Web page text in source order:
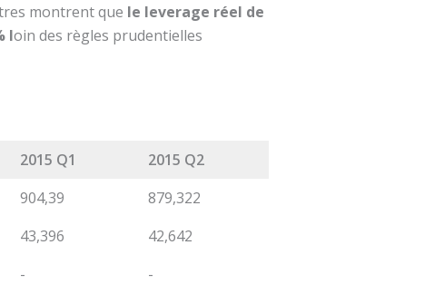
montrent que le leverage réel de
loin des règles prudentielles
2015 Q1
2015 Q2
904,39
879,322
43,396
42,642
- -